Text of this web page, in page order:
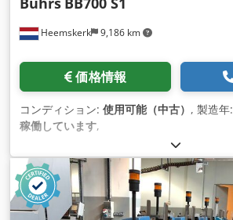
Heemskerk 9,186 km
価格情報
コンディション: 使用可能（中古） , 製造年:
稼働しています,